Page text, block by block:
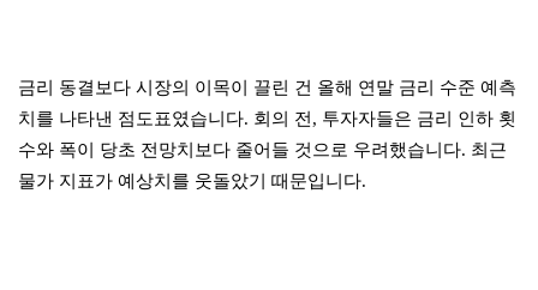
금리 동결보다 시장의 이목이 끌린 건 올해 연말 금리 수준 예측
치를 나타낸 점도표였습니다. 회의 전, 투자자들은 금리 인하 횟
수와 폭이 당초 전망치보다 줄어들 것으로 우려했습니다. 최근
물가 지표가 예상치를 웃돌았기 때문입니다.